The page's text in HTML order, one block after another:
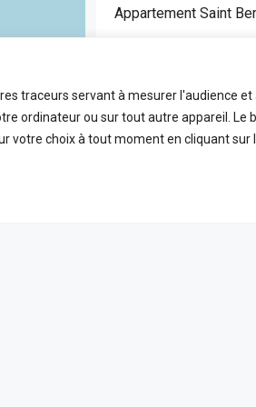
traceurs servant à mesurer l'audience
ordinateur ou sur tout autre appareil.
votre choix à tout moment en cliquant
Appartement Saint
2
Pièces
FDA7472
Référence
46.6
m2